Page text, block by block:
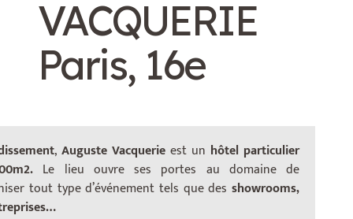
VACQUERIE
Paris, 16e
, Auguste Vacquerieest un hôtel particulier
Le lieu ouvre ses portes au domaine de
tout type d’événement tels que des showrooms,